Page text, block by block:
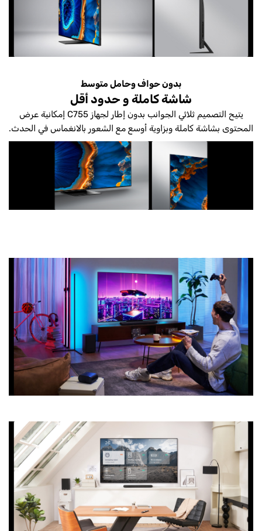
بدون حواف وحامل متوسط
شاشة كاملة و حدود أقل
يتيح التصميم ثلاثي الجوانب بدون إطار لجهاز C755 إمكانية عرض
المحتوى بشاشة كاملة وبزاوية أوسع مع الشعور بالانغماس في الحدث.